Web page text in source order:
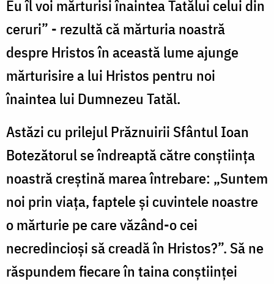
Eu îl voi mărturisi înaintea Tatălui celui din
ceruri” - rezultă că mărturia noastră
despre Hristos în această lume ajunge
mărturisire a lui Hristos pentru noi
înaintea lui Dumnezeu Tatăl.
Astăzi cu prilejul Prăznuirii Sfântul Ioan
Botezătorul se îndreaptă către conştiinţa
noastră creştină marea întrebare: „Suntem
noi prin viaţa, faptele şi cuvintele noastre
o mărturie pe care văzând-o cei
necredincioşi să creadă în Hristos?”. Să ne
răspundem fiecare în taina conştiinţei